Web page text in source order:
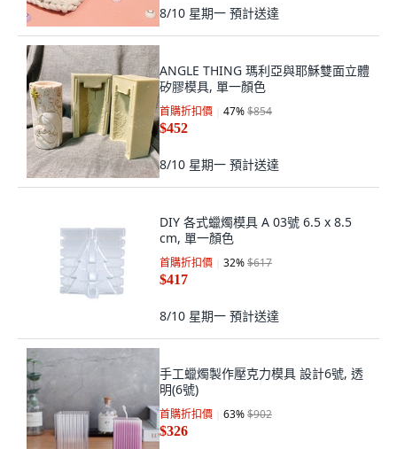
8/10 星期一 預計送達
ANGLE THING 瑪利亞與耶穌雙面立體
矽膠模具, 單一顏色
首購折扣價 47%$854
$452
8/10 星期一 預計送達
DIY 各式蠟燭模具 A 03號 6.5 x 8.5
cm, 單一顏色
首購折扣價 32%$617
$417
8/10 星期一 預計送達
手工蠟燭製作壓克力模具 設計6號, 透
明(6號)
首購折扣價 63%$902
$326